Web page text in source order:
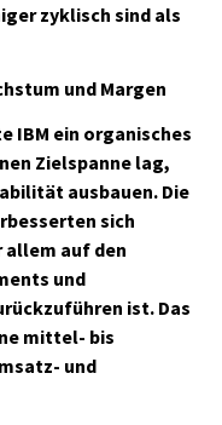
zyklisch sind als
und Margen
IBM ein organisches
Zielspanne lag,
ausbauen. Die
sich
allem auf den
und
ist. Das
mittel- bis
und